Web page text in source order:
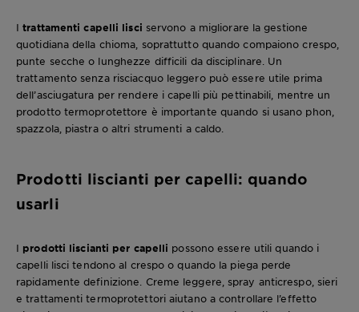
Itrattamenti capelli lisci servono a migliorare la gestione
quotidiana della chioma, soprattutto quando compaiono crespo,
punte secche o lunghezze difficili da disciplinare. Un
trattamento senza risciacquo leggero può essere utile prima
dell’asciugatura per rendere i capelli più pettinabili, mentre un
prodotto termoprotettore è importante quando si usano phon,
spazzola, piastra o altri strumenti a caldo.
Prodotti liscianti per capelli: quando
usarli
I prodotti liscianti per capelli possono essere utili quando i
capelli lisci tendono al crespo o quando la piega perde
rapidamente definizione. Creme leggere, spray anticrespo, sieri
e trattamenti termoprotettori aiutano a controllare l’effetto